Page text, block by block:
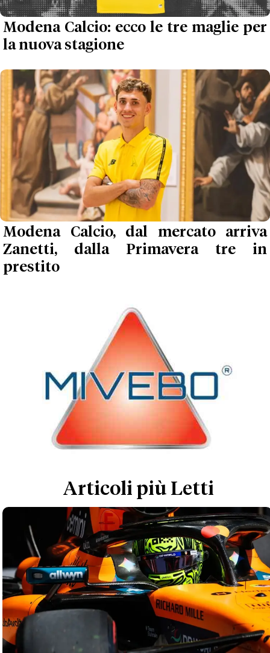
Modena Calcio: ecco le tre maglie per
la nuova stagione
Modena Calcio, dal mercato arriva
Zanetti, dalla Primavera tre in
prestito
Articoli più Letti